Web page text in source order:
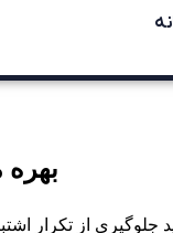
از تکرار